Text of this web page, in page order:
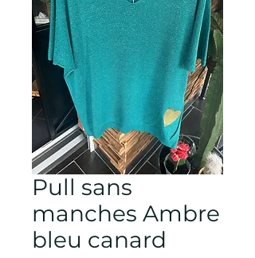
Pull sans
manches Ambre
bleu canard